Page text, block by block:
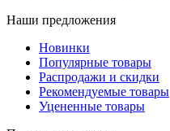
Наши предложения
Новинки
Популярные товары
Распродажи и скидки
Рекомендуемые товары
Уцененные товары